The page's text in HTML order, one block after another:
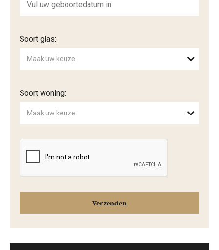
Soort glas:
Maak uw keuze
Soort woning:
Maak uw keuze